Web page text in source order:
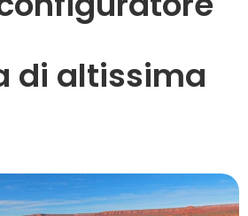
di altissima